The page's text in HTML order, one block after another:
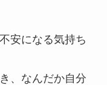
安になる気持ち
、なんだか自分